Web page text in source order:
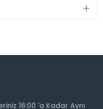
16:00 'a Kadar Aynı